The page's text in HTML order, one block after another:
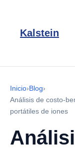
Kalstein
Inicio›Blog›
Análisis de costo-
portátiles de iones